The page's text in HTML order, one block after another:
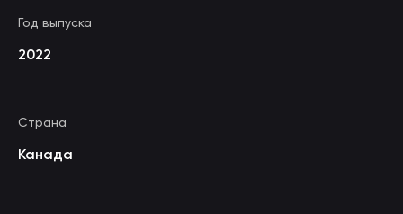
Год выпуска
2022
Страна
Канада